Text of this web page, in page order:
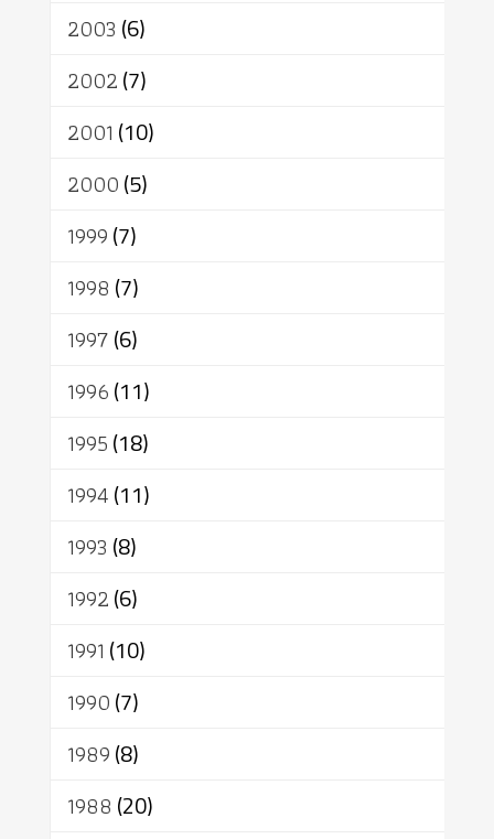
2003 (6)
2002(7)
2001 (10)
2000(5)
1999(7)
1998 (7)
1997(6)
1996(11)
1995(18)
1994(11)
1993 (8)
1992(6)
1991 (10)
1990(7)
1989(8)
1988 (20)